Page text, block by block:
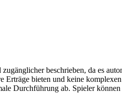
beschrieben, da es
bieten und keine
Durchführung ab. Spieler